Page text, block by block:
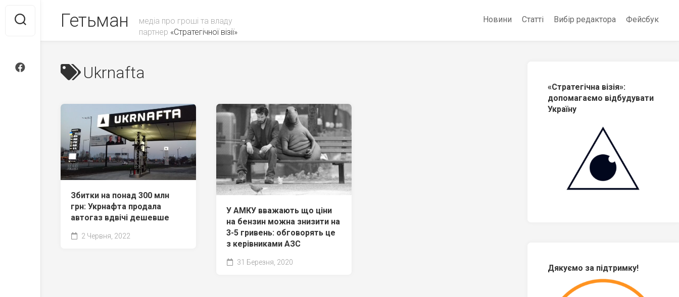
content
Гетьман
медіа про гроші та владу
партнер «Стратегічної візії»
Новини Статті Вибір редактора Фейсбук
Ukrnafta
Збитки на понад 300 млн
грн: Укрнафта продала
автогаз вдвічі дешевше
2 Червня, 2022
У АМКУ вважають що ціни
на бензин можна знизити на
3-5 гривень: обговорять це
з керівниками АЗС
31 Березня, 2020
«Стратегічна візія»:
допомагаємо відбудувати
Україну
Дякуємо за підтримку!